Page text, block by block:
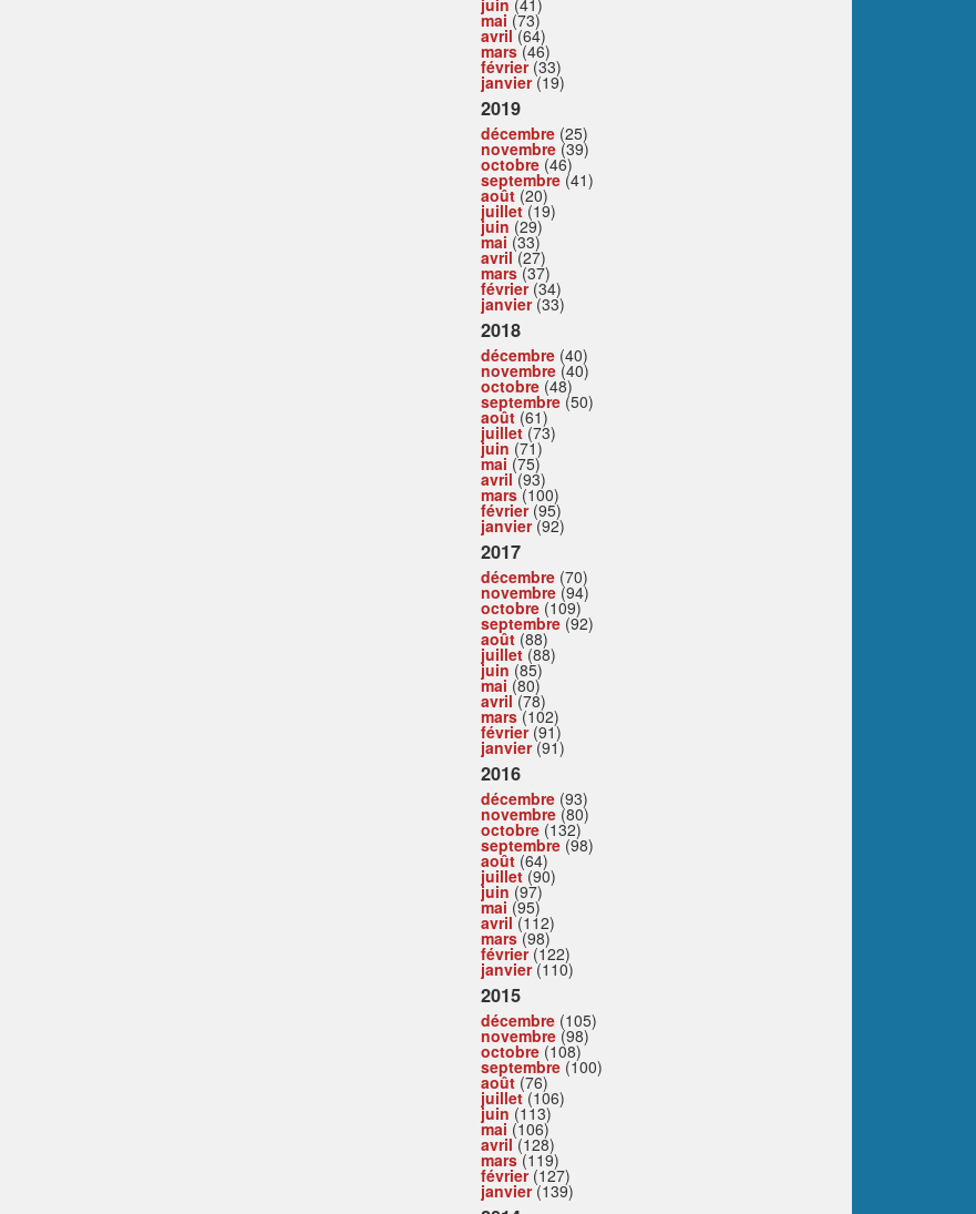
juin (41)
mai (73)
avril(64)
mars(46)
février(33)
janvier(19)
2019
décembre (25)
novembre (39)
octobre (46)
septembre (41)
août (20)
juillet(19)
juin (29)
mai (33)
avril(27)
mars(37)
février(34)
janvier(33)
2018
décembre (40)
novembre (40)
octobre (48)
septembre (50)
août (61)
juillet(73)
juin (71)
mai (75)
avril(93)
mars(100)
février(95)
janvier(92)
2017
décembre (70)
novembre (94)
octobre (109)
septembre (92)
août (88)
juillet(88)
juin (85)
mai (80)
avril(78)
mars(102)
février(91)
janvier(91)
2016
décembre (93)
novembre (80)
octobre (132)
septembre (98)
août (64)
juillet(90)
juin (97)
mai (95)
avril(112)
mars(98)
février(122)
janvier(110)
2015
décembre (105)
novembre (98)
octobre (108)
septembre (100)
août (76)
juillet(106)
juin (113)
mai (106)
avril(128)
mars(119)
février(127)
janvier(139)